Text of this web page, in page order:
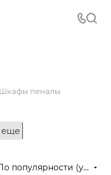
Шкафы пеналы
еще
По популярности (убывание)